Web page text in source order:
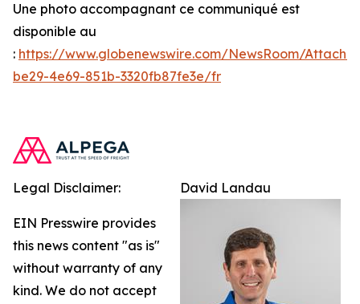
Une photo accompagnant ce communiqué est
disponible au
: https://www.globenewswire.com/NewsRoom/
be29-4e69-851b-3320fb87fe3e/fr
David Landau
Legal Disclaimer:
EIN Presswire provides
this news content "as is"
without warranty of any
kind. We do not accept